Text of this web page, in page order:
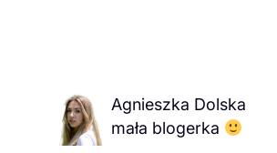
Agnieszka Dolska
mała blogerka